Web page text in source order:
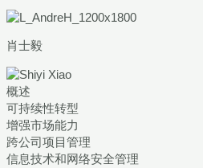
肖士毅
概述
可持续性转型
增强市场能力
跨公司项目管理
信息技术和网络安全管理